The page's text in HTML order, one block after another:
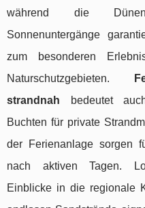
während die
Sonnenuntergänge
zum besonderen
Naturschutzgebieten.
strandnah bedeutet
Buchten für private
der Ferienanlage sorgen
nach aktiven Tagen.
Einblicke in die regionale